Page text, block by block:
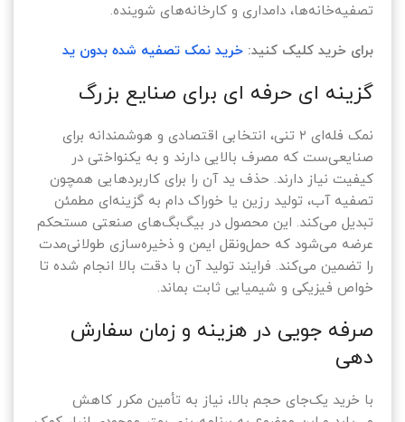
تصفیه‌خانه‌ها، دامداری و کارخانه‌های شوینده.
برای خرید کلیک کنید: خرید نمک تصفیه شده بدون ید
گزینه ای حرفه ای برای صنایع بزرگ
نمک فله‌ای ۲ تنی، انتخابی اقتصادی و هوشمندانه برای
صنایعی‌ست که مصرف بالایی دارند و به یکنواختی در
کیفیت نیاز دارند. حذف ید آن را برای کاربردهایی همچون
تصفیه آب، تولید رزین یا خوراک دام به گزینه‌ای مطمئن
تبدیل می‌کند. این محصول در بیگ‌بگ‌های صنعتی مستحکم
عرضه می‌شود که حمل‌ونقل ایمن و ذخیره‌سازی طولانی‌مدت
را تضمین می‌کند. فرایند تولید آن با دقت بالا انجام شده تا
خواص فیزیکی و شیمیایی ثابت بماند.
صرفه جویی در هزینه و زمان سفارش
دهی
با خرید یک‌جای حجم بالا، نیاز به تأمین مکرر کاهش